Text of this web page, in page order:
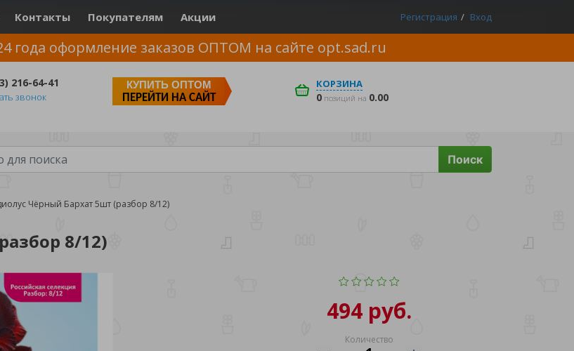
Контакты Покупателям Акции Регистрация Вход
года оформление заказов ОПТОМ на сайте opt.sad.ru
216-64-41
звонок
КУПИТЬ ОПТОМ
ПЕРЕЙТИ НА САЙТ
КОРЗИНА
0 позиций на 0.00
Поиск
Чёрный Бархат 5шт (разбор 8/12)
8/12)
494 руб.
Количество